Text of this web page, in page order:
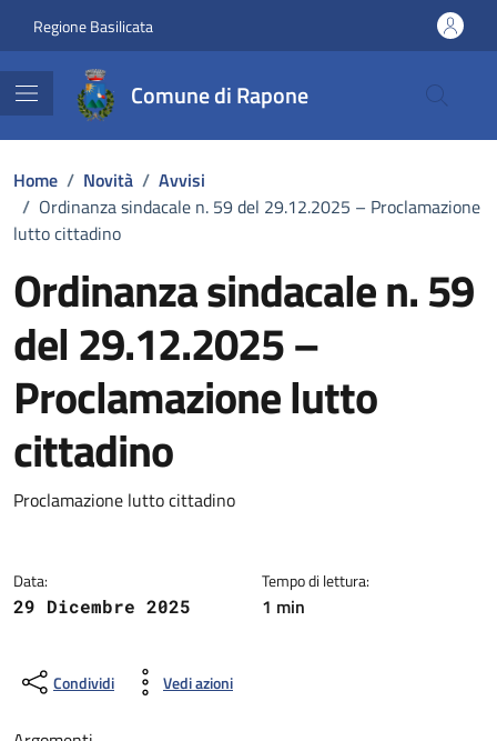
Regione Basilicata
Comune di Rapone
Home / Novità / Avvisi
/ Ordinanza sindacale n. 59 del 29.12.2025 – Proclamazione
lutto cittadino
Ordinanza sindacale n. 59
del 29.12.2025 –
Proclamazione lutto
cittadino
Dettagli della notizia
Proclamazione lutto cittadino
Data:
29 Dicembre 2025
Tempo di lettura:
1 min
Condividi Vedi azioni